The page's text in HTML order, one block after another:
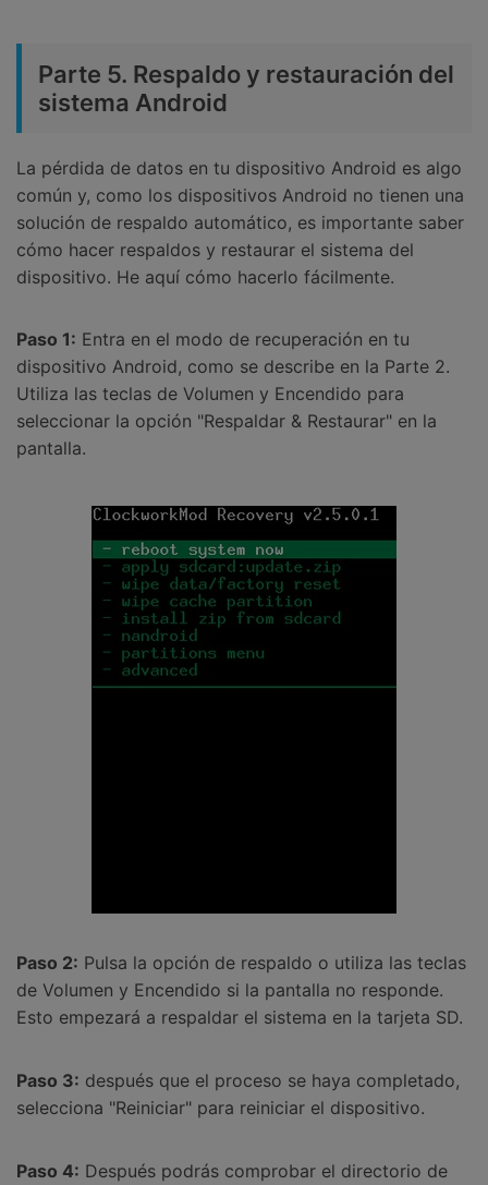
Parte 5. Respaldo y restauración del
sistema Android
La pérdida de datos en tu dispositivo Android es algo
común y, como los dispositivos Android no tienen una
solución de respaldo automático, es importante saber
cómo hacer respaldos y restaurar el sistema del
dispositivo. He aquí cómo hacerlo fácilmente.
Paso 1: Entra en el modo de recuperación en tu
dispositivo Android, como se describe en la Parte 2.
Utiliza las teclas de Volumen y Encendido para
seleccionar la opción "Respaldar & Restaurar" en la
pantalla.
Paso 2: Pulsa la opción de respaldo o utiliza las teclas
de Volumen y Encendido si la pantalla no responde.
Esto empezará a respaldar el sistema en la tarjeta SD.
Paso 3: después que el proceso se haya completado,
selecciona "Reiniciar" para reiniciar el dispositivo.
Paso 4: Después podrás comprobar el directorio de